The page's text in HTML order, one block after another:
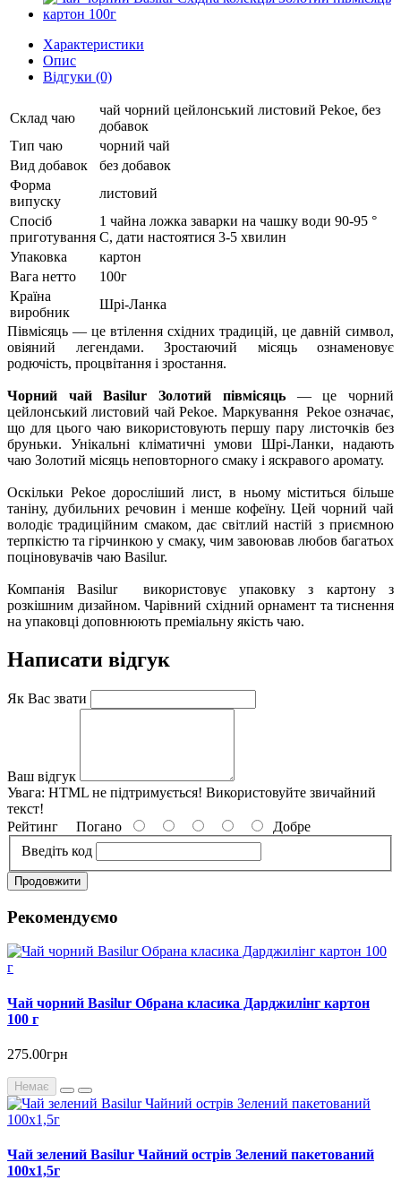
Характеристики
Опис
Відгуки (0)
Склад чаю
чай чорний цейлонський листовий Pekoe, без
добавок
Тип чаю
чорний чай
Вид добавок
без добавок
Форма
випуску
листовий
Спосіб
приготування
1 чайна ложка заварки на чашку води 90-95 °
C, дати настоятися 3-5 хвилин
Упаковка
картон
Вага нетто
100г
Країна
виробник
Шрі-Ланка
Півмісяць — це втілення східних традицій, це давній символ,
овіяний легендами. Зростаючий місяць ознаменовує
родючість, процвітання і зростання.
Чорний чай Basilur Золотий півмісяць— це чорний
цейлонський листовий чай Pekoe. Маркування Pekoe означає,
що для цього чаю використовують першу пару листочків без
бруньки. Унікальні кліматичні умови Шрі-Ланки, надають
чаю Золотий місяць неповторного смаку і яскравого аромату.
Оскільки Pekoe доросліший лист, в ньому міститься більше
таніну, дубильних речовин і менше кофеїну. Цей чорний чай
володіє традиційним смаком, дає світлий настій з приємною
терпкістю та гірчинкою у смаку, чим завоював любов багатьох
поціновувачів чаю Basilur.
Компанія Basilur використовує упаковку з картону з
розкішним дизайном. Чарівний східний орнамент та тиснення
на упаковці доповнюють преміальну якість чаю.
Написати відгук
Як Вас звати
Ваш відгук
Увага: HTML не підтримується! Використовуйте звичайний
текст!
Рейтинг Погано
Добре
Введіть код
Продовжити
Рекомендуємо
Чай чорний Basilur Обрана класика Дарджилінг картон
100 г
275.00грн
Немає
Чай зелений Basilur Чайний острів Зелений пакетований
100х1,5г